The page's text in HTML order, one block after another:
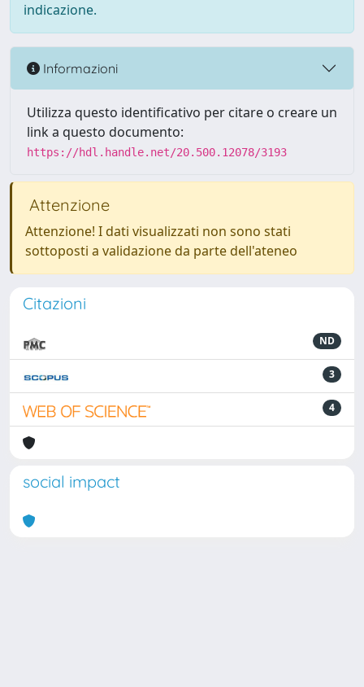
indicazione.
Informazioni
Utilizza questo identificativo per citare o creare un
link a questo documento:
https://hdl.handle.net/20.500.12078/3193
Attenzione
Attenzione! I dati visualizzati non sono stati
sottoposti a validazione da parte dell'ateneo
Citazioni
ND
3
4
social impact